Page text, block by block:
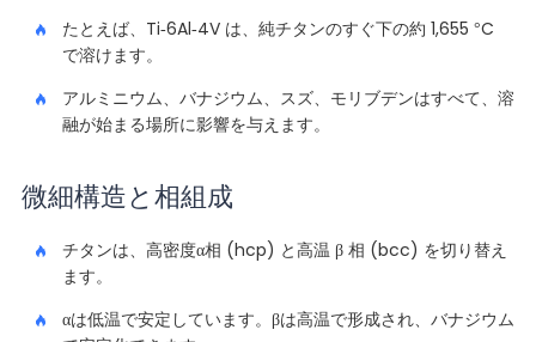
たとえば、Ti-6Al-4V は、純チタンのすぐ下の約 1,655 °C
で溶けます。
アルミニウム、バナジウム、スズ、モリブデンはすべて、溶
融が始まる場所に影響を与えます。
微細構造と相組成
チタンは、高密度α相 (hcp) と高温 β 相 (bcc) を切り替え
ます。
αは低温で安定しています。βは高温で形成され、バナジウム